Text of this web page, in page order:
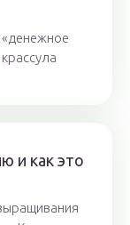
«денежное
и как это